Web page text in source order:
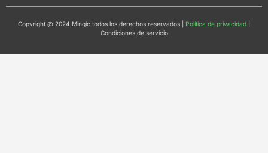
Copyright @ 2024 Mingic todos los derechos reservados | Política de privacidad
Condiciones de servicio